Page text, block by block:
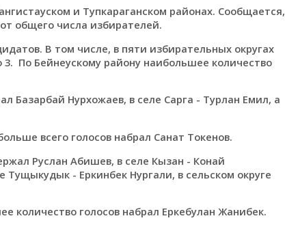
и Тупкараганском районах. Сообщается,
от общего числа избирателей.
В том числе, в пяти избирательных округах
По Бейнеускому району наибольшее количество
Базарбай Нурхожаев, в селе Сарга - Турлан Емил, а
всего голосов набрал Санат Токенов.
Руслан Абишев, в селе Кызан - Конай
- Еркинбек Нургали, в сельском округе
количество голосов набрал Еркебулан Жанибек.